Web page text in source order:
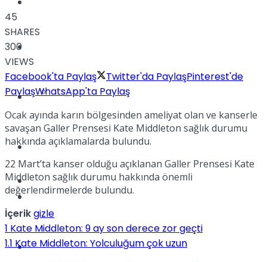
Sağlık
TV
Müzik
Sinema
Tatil
Spor
45
SHARES
300
VIEWS
Facebook'ta Paylaş
Twitter'da PaylaşPinterest'de
PaylaşWhatsApp'ta Paylaş
Ocak ayında karın bölgesinden ameliyat olan ve kanserle
savaşan Galler Prensesi Kate Middleton sağlık durumu
hakkında açıklamalarda bulundu.
22 Mart’ta kanser olduğu açıklanan Galler Prensesi Kate
Middleton sağlık durumu hakkında önemli
değerlendirmelerde bulundu.
İçerikgizle
1 Kate Middleton: 9 ay son derece zor geçti
1.1 Kate Middleton: Yolculuğum çok uzun